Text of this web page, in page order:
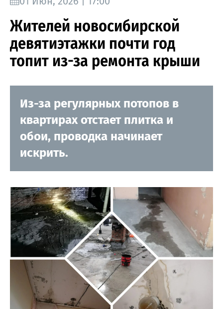
Жителей новосибирской
девятиэтажки почти год
топит из-за ремонта крыши
Из-за регулярных потопов в
квартирах отстает плитка и
обои, проводка начинает
искрить.